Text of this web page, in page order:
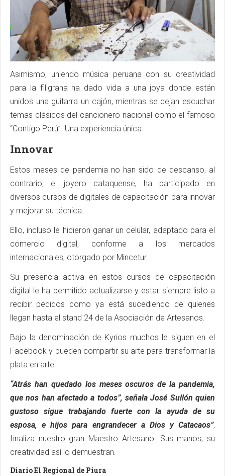
Asimismo, uniendo música peruana con su creatividad
para la filigrana ha dado vida a una joya donde están
unidos una guitarra un cajón, mientras se dejan escuchar
temas clásicos del cancionero nacional como el famoso
“Contigo Perú”. Una experiencia única.
Innovar
Estos meses de pandemia no han sido de descanso, al
contrario, el joyero cataquense, ha participado en
diversos cursos de digitales de capacitación para innovar
y mejorar su técnica.
Ello, incluso le hicieron ganar un celular, adaptado para el
comercio digital, conforme a los mercados
internacionales, otorgado por Mincetur.
Su presencia activa en estos cursos de capacitación
digital le ha permitido actualizarse y estar siempre listo a
recibir pedidos como ya está sucediendo de quienes
llegan hasta el stand 24 de la Asociación de Artesanos.
Bajo la denominación de Kyrios muchos le siguen en el
Facebook y pueden compartir su arte para transformar la
plata en arte.
“Atrás han quedado los meses oscuros de la pandemia,
que nos han afectado a todos”, señala José Sullón quien
gustoso sigue trabajando fuerte con la ayuda de su
esposa, e hijos para engrandecer a Dios y Catacaos”,
finaliza nuestro gran Maestro Artesano. Sus manos, su
creatividad así lo demuestran.
Diario El Regional de Piura